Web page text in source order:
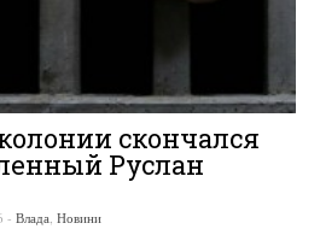
скончался
Руслан
- Влада, Новини